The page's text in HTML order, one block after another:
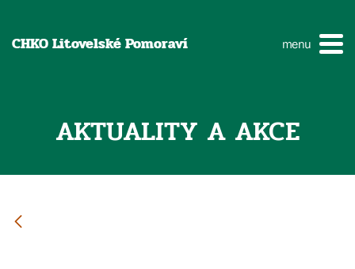
CHKO Litovelské Pomoraví menu
AKTUALITY A AKCE